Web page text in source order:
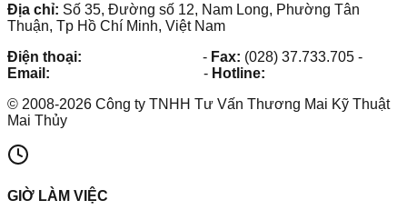
Địa chỉ: Số 35, Đường số 12, Nam Long, Phường Tân
Thuận, Tp Hồ Chí Minh, Việt Nam
Điện thoại:
- Fax: (028) 37.733.705 -
Email:
- Hotline:
© 2008-2026 Công ty TNHH Tư Vấn Thương Mai Kỹ Thuật
Mai Thủy
GIỜ LÀM VIỆC